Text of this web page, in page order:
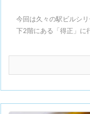
今回は久々の駅ビルシ
下2階にある「得正」に